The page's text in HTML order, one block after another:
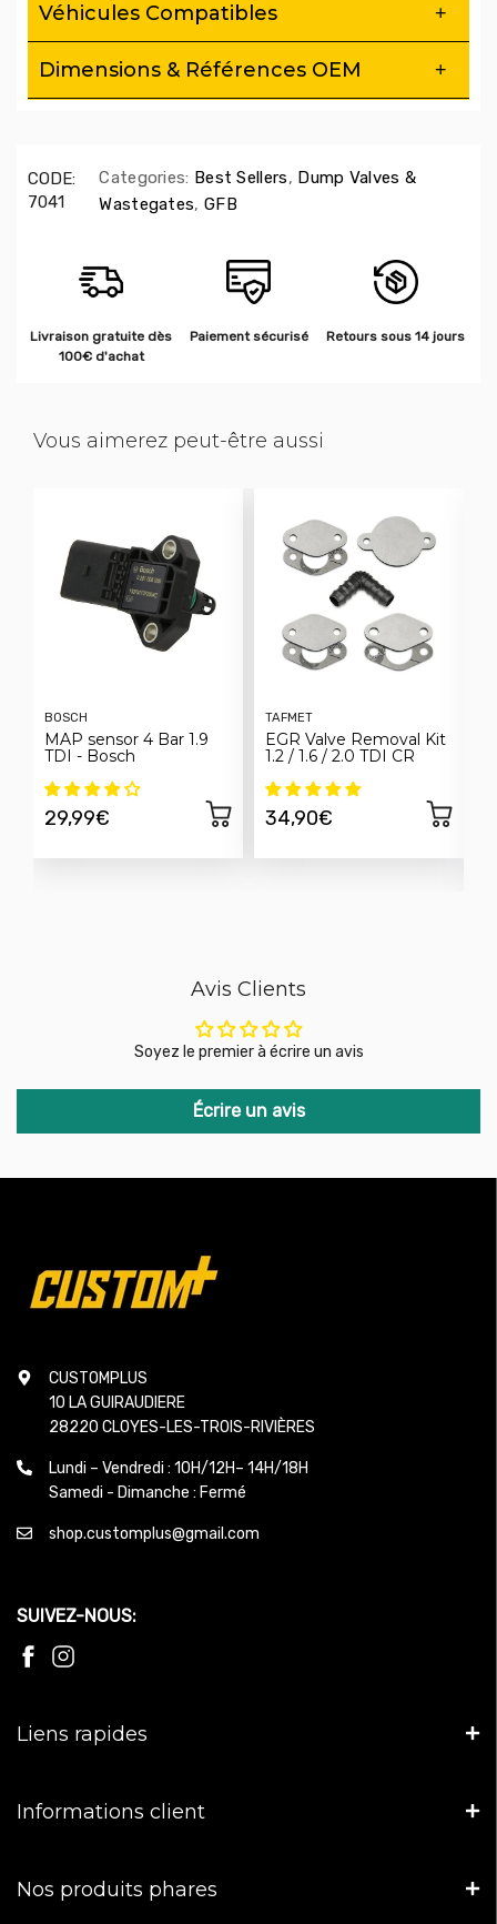
Véhicules Compatibles
Dimensions & Références OEM
CODE:
7041
Categories: Best Sellers, Dump Valves &
Wastegates, GFB
Livraison gratuite dès
100€ d'achat
Paiement sécurisé Retours sous 14 jours
Vous aimerez peut-être aussi
BOSCH
MAP sensor 4 Bar 1.9
TDI - Bosch
29,99€
TAFMET
EGR Valve Removal Kit
1.2 / 1.6 / 2.0 TDI CR
34,90€
Avis Clients
Soyez le premier à écrire un avis
Écrire un avis
CUSTOMPLUS
10 LA GUIRAUDIERE
28220 CLOYES-LES-TROIS-RIVIÈRES
Lundi – Vendredi : 10H/12H– 14H/18H
Samedi - Dimanche : Fermé
shop.customplus@gmail.com
SUIVEZ-NOUS:
Liens rapides
Informations client
Nos produits phares